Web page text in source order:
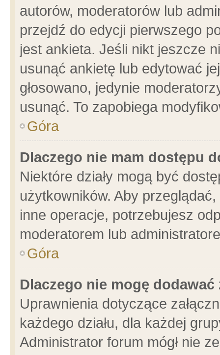
autorów, moderatorów lub
przejdź do edycji pierwszego
jest ankieta. Jeśli nikt jeszcze
usunąć ankietę lub edytować
głosowano, jedynie
usunąć. To zapobiega
Góra
Dlaczego nie mam dostępu
Niektóre działy mogą być
użytkowników. Aby
inne operacje, potrzebujesz
moderatorem lub
Góra
Dlaczego nie mogę dodawać
Uprawnienia dotyczące
każdego działu, dla każdej
Administrator forum mógł nie